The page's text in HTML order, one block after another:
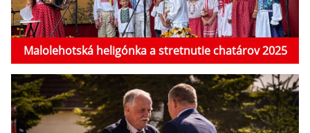
Malolehotská heligónka a stretnutie chatárov 2025